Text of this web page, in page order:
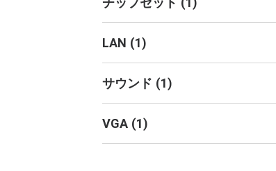
LAN (1)
サウンド (1)
VGA (1)